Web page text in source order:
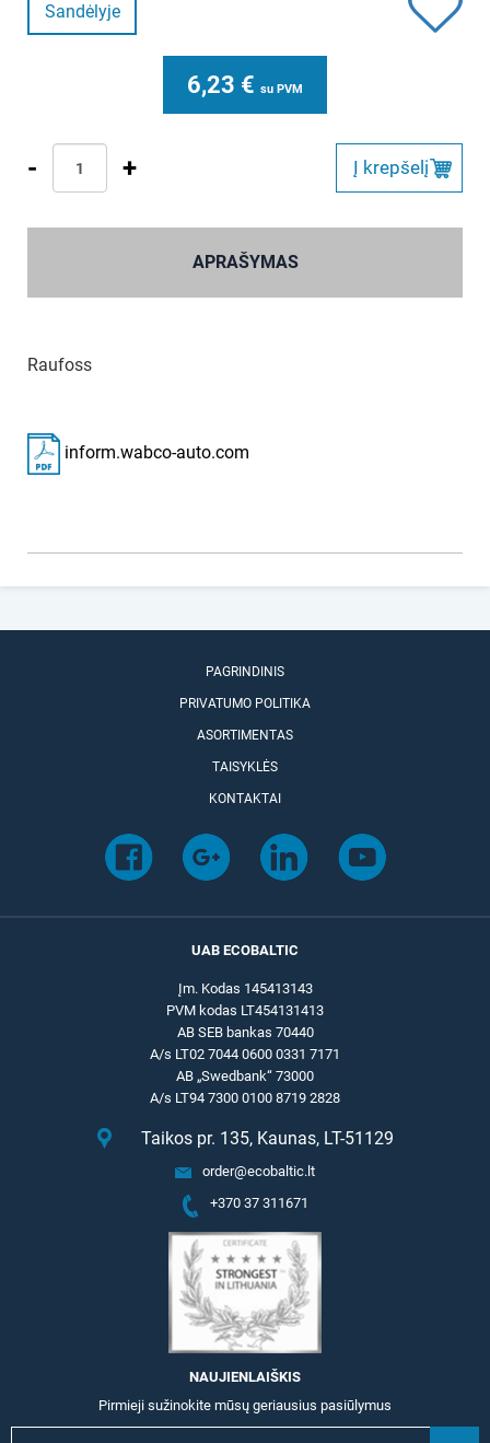
Sandėlyje
6,23 € su PVM
- + Į krepšelį
APRAŠYMAS
Raufoss
inform.wabco-auto.com
PAGRINDINIS
PRIVATUMO POLITIKA
ASORTIMENTAS
TAISYKLĖS
KONTAKTAI
UAB ECOBALTIC
Įm. Kodas 145413143
PVM kodas LT454131413
AB SEB bankas 70440
A/s LT02 7044 0600 0331 7171
AB „Swedbank“ 73000
A/s LT94 7300 0100 8719 2828
Taikos pr. 135, Kaunas, LT-51129
order@ecobaltic.lt
+370 37 311671
NAUJIENLAIŠKIS
Pirmieji sužinokite mūsų geriausius pasiūlymus